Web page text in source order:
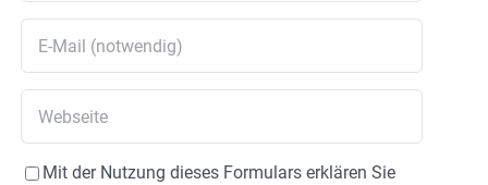
Mit der Nutzung dieses Formulars erklären Sie